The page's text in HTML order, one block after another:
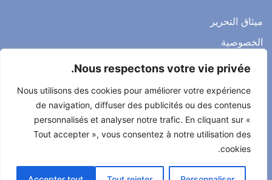
Nous respectons votre vie privée.
Nous utilisons des cookies pour améliorer votre expérience
de navigation, diffuser des publicités ou des contenus
personnalisés et analyser notre trafic. En cliquant sur «
Tout accepter », vous consentez à notre utilisation des
cookies.
ميثاق التحرير
الخصوصية
الاشعار القانوني
اتصل بنا
جميع الحقوق محفوظة لصحتي حياتي 2022